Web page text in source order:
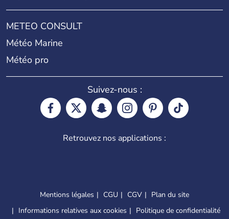
METEO CONSULT
Météo Marine
Météo pro
Suivez-nous :
Retrouvez nos applications :
Mentions légales CGU CGV
Plan du site
Informations relatives aux cookies
Politique de confidentialité